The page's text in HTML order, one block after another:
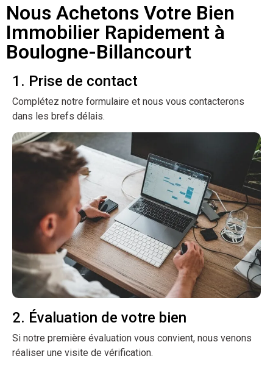
Nous Achetons Votre Bien
Immobilier Rapidement à
Boulogne-Billancourt
1. Prise de contact
Complétez notre formulaire et nous vous contacterons
dans les brefs délais.
2. Évaluation de votre bien
Si notre première évaluation vous convient, nous venons
réaliser une visite de vérification.